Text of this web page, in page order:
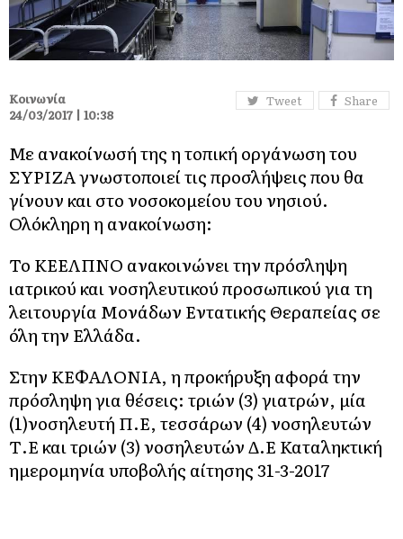
Tweet Share
Κοινωνία
24/03/2017 | 10:38
Με ανακοίνωσή της η τοπική οργάνωση του
ΣΥΡΙΖΑ γνωστοποιεί τις προσλήψεις που θα
γίνουν και στο νοσοκομείου του νησιού.
Ολόκληρη η ανακοίνωση:
Το ΚΕΕΛΠΝΟ ανακοινώνει την πρόσληψη
ιατρικού και νοσηλευτικού προσωπικού για τη
λειτουργία Μονάδων Εντατικής Θεραπείας σε
όλη την Ελλάδα.
Στην ΚΕΦΑΛΟΝΙΑ, η προκήρυξη αφορά την
πρόσληψη για θέσεις: τριών (3) γιατρών, μία
(1)νοσηλευτή Π.Ε, τεσσάρων (4) νοσηλευτών
Τ.Ε και τριών (3) νοσηλευτών Δ.Ε Καταληκτική
ημερομηνία υποβολής αίτησης 31-3-2017